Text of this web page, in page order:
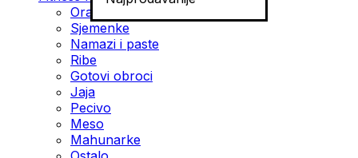
Orašasti plodovi
Sjemenke
Namazi i paste
Ribe
Gotovi obroci
Jaja
Pecivo
Meso
Mahunarke